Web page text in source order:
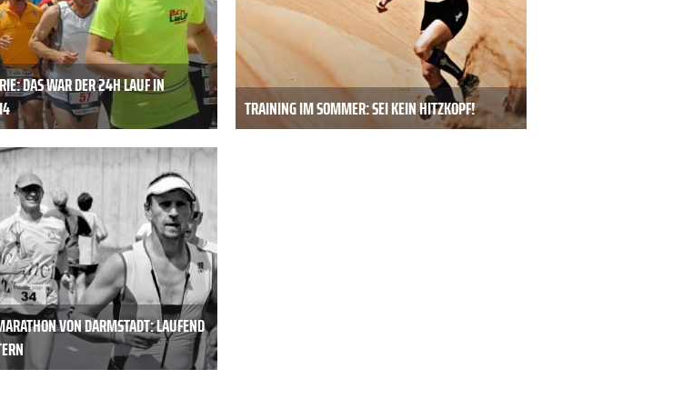
DAS WAR DER 24H LAUF IN
TRAINING IM SOMMER: SEI KEIN HITZKOPF!
VON DARMSTADT: LAUFEND